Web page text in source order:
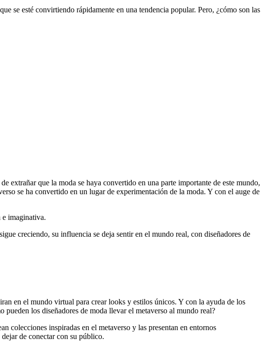
se esté convirtiendo rápidamente en una tendencia popular. Pero, ¿cómo son las
extrañar que la moda se haya convertido en una parte importante de este mundo,
se ha convertido en un lugar de experimentación de la moda. Y con el auge de
e imaginativa.
creciendo, su influencia se deja sentir en el mundo real, con diseñadores de
en el mundo virtual para crear looks y estilos únicos. Y con la ayuda de los
los diseñadores de moda llevar el metaverso al mundo real?
colecciones inspiradas en el metaverso y las presentan en entornos
de conectar con su público.